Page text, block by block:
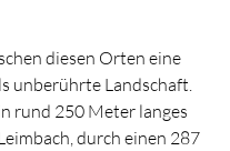
diesen Orten eine
unberührte Landschaft.
rund 250 Meter langes
durch einen 287